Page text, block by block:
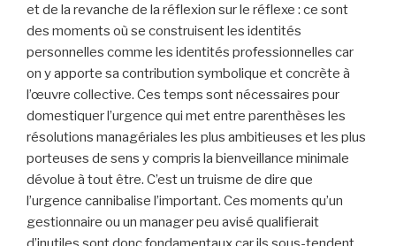
et de la revanche de la réflexion sur le réflexe : ce sont
des moments où se construisent les identités
personnelles comme les identités professionnelles car
on y apporte sa contribution symbolique et concrète à
l’œuvre collective. Ces temps sont nécessaires pour
domestiquer l’urgence qui met entre parenthèses les
résolutions managériales les plus ambitieuses et les plus
porteuses de sens y compris la bienveillance minimale
dévolue à tout être. C’est un truisme de dire que
l’urgence cannibalise l’important. Ces moments qu’un
gestionnaire ou un manager peu avisé qualifierait